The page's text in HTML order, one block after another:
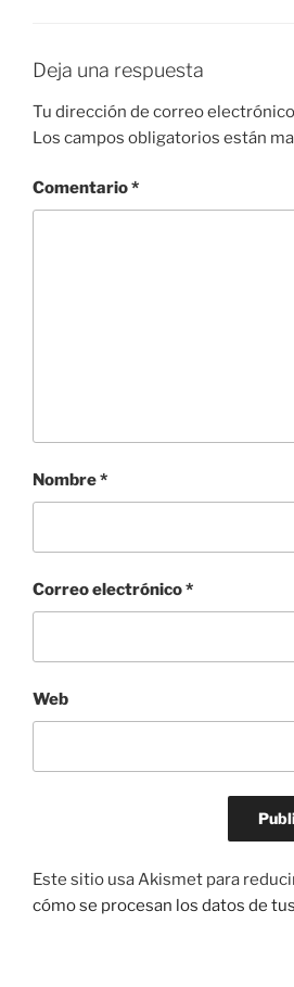
k
Deja una respuesta
Tu dirección de correo
Los campos obligatorios están
Comentario*
Nombre*
Correo electrónico*
Web
Este sitio usa Akismet para
cómo se procesan los datos de